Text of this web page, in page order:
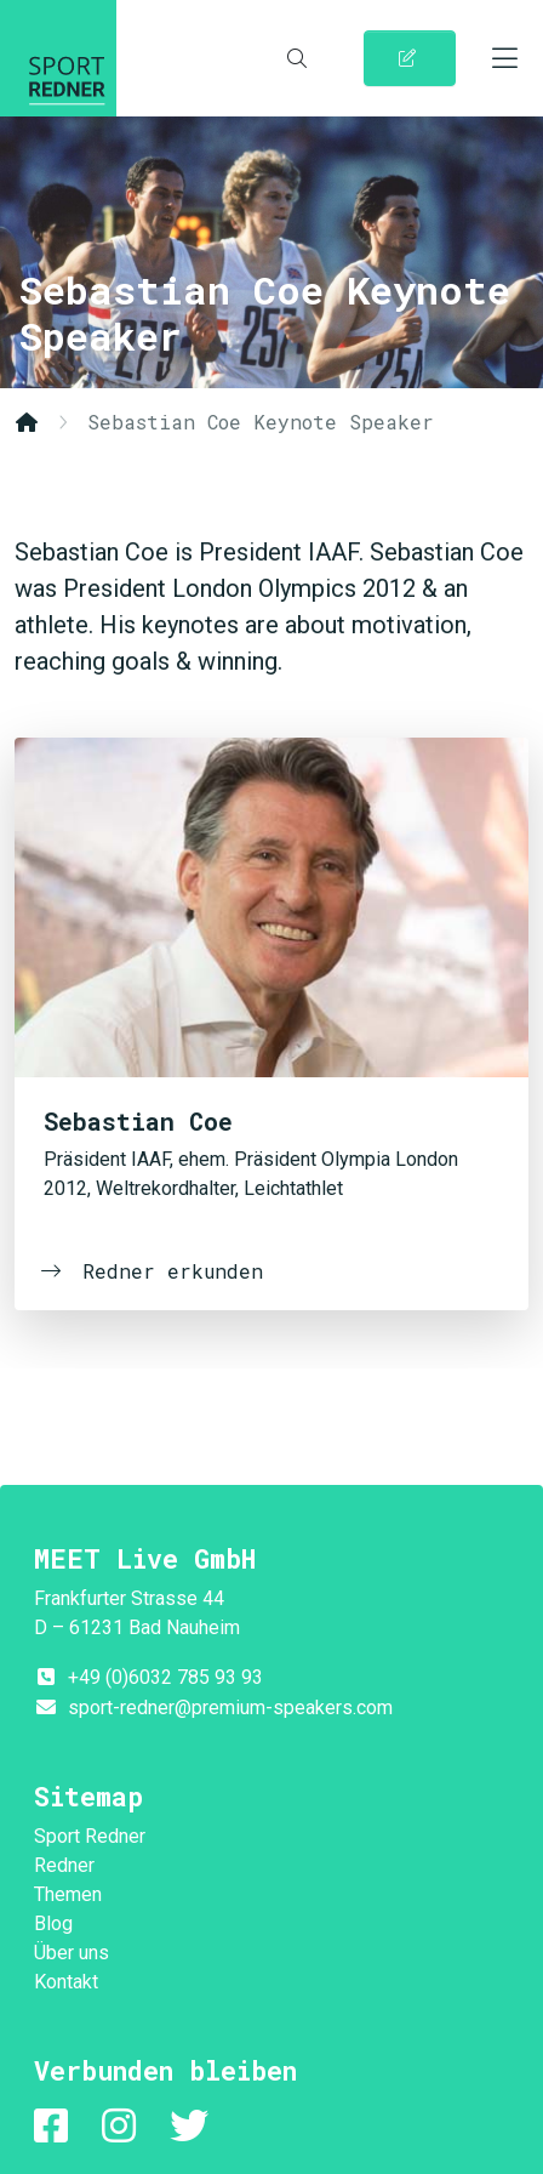
Sebastian Coe Keynote
Speaker
Sebastian Coe Keynote Speaker
Sebastian Coe is President IAAF. Sebastian Coe
was President London Olympics 2012 & an
athlete. His keynotes are about motivation,
reaching goals & winning.
Sebastian Coe
Präsident IAAF, ehem. Präsident Olympia London
2012, Weltrekordhalter, Leichtathlet
Redner erkunden
MEET Live GmbH
Frankfurter Strasse 44
D – 61231 Bad Nauheim
+49 (0)6032 785 93 93
sport-redner@premium-speakers.com
Sitemap
Sport Redner
Redner
Themen
Blog
Über uns
Kontakt
Verbunden bleiben
JETZT SUCHEN